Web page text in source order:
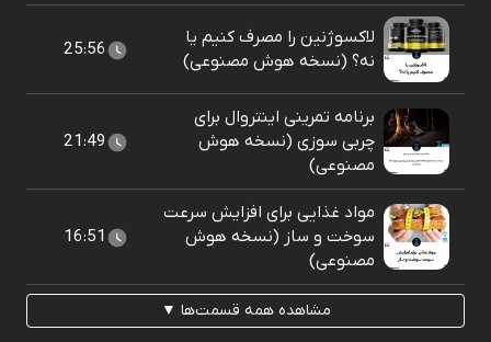
لاکسوژنین را مصرف کنیم یا
نه؟ (نسخه هوش مصنوعی)
25:56
برنامه تمرینی اینتروال برای
چربی سوزی (نسخه هوش
مصنوعی)
21:49
مواد غذایی برای افزایش سرعت
سوخت و ساز (نسخه هوش
مصنوعی)
16:51
مشاهده همه قسمت‌ها ▼